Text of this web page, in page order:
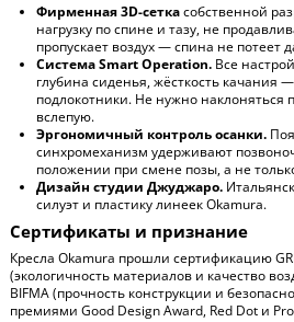
Фирменная 3D-сеткасобственной
нагрузку по спине и тазу, не
пропускает воздух — спина не потеет
Система Smart Operation. Все
глубина сиденья, жёсткость качания
подлокотники. Не нужно наклоняться
вслепую.
Эргономичный контроль осанки.
синхромеханизм удерживают
положении при смене позы, а не
Дизайн студии Джуджаро.
силуэт и пластику линеек Okamura.
Сертификаты и признание
Кресла Okamura прошли сертификацию
(экологичность материалов и качество
BIFMA (прочность конструкции и
премиями Good Design Award, Red Dot и